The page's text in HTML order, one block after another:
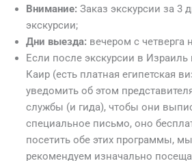
Внимание: Заказ экскурсии за 3
экскурсии;
Дни выезда: вечером с четверга
Если после экскурсии в Израиль
Каир (есть платная египетская
уведомить об этом
службы (и гида), чтобы они
специальное письмо, оно
посетить обе этих программы,
рекомендуем изначально